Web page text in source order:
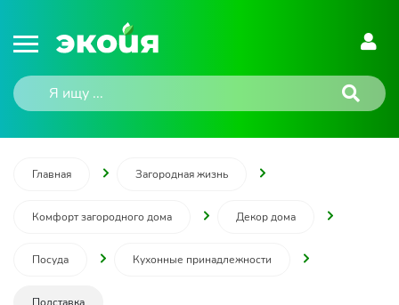
Главная Загородная жизнь
Комфорт загородного дома Декор дома
Посуда Кухонные принадлежности